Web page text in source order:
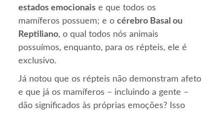
estados emocionais e que todos os
mamíferos possuem; e océrebro Basal ou
Reptiliano, o qual todos nós animais
possuímos, enquanto, para os répteis, ele é
exclusivo.
Já notou que os répteis não demonstram afeto
e que já os mamíferos – incluindo a gente –
dão significados às próprias emoções? Isso